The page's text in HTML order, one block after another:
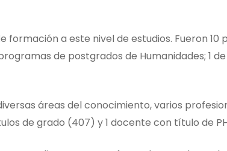
formación a este nivel de estudios. Fueron 10
de postgrados de Humanidades; 1 de
áreas del conocimiento, varios
de grado (407) y 1 docente con título de